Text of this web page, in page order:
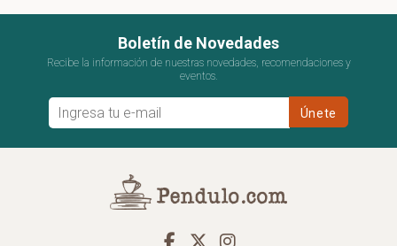
Boletín de Novedades
Recibe la información de nuestras novedades, recomendaciones y
eventos.